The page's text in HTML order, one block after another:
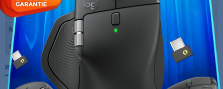
Utilisation
Gaming
Marque
Cooler Master
Garantie
Références spécifiques